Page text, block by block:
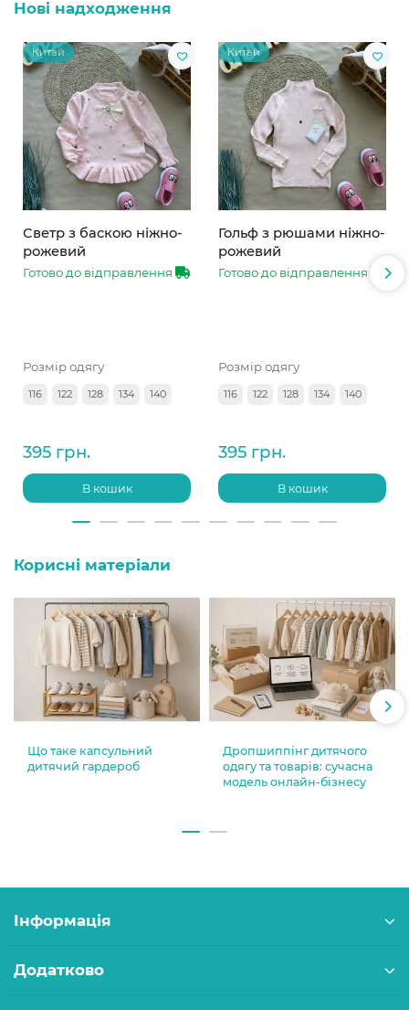
Нові надходження
Китай
Светр з баскою ніжно-
рожевий
Готово до відправлення
Розмір одягу
116 122 128 134 140
395 грн.
В кошик
Китай
Гольф з рюшами ніжно-
рожевий
Готово до відправлення
Розмір одягу
116 122 128 134 140
395 грн.
В кошик
Корисні матеріали
Що таке капсульний
дитячий гардероб
Дропшиппінг дитячого
одягу та товарів: сучасна
модель онлайн-бізнесу
Інформація
Додатково